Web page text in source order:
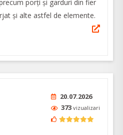
porți și garduri din fier
și alte astfel de elemente.
20.07.2026
373 vizualizari